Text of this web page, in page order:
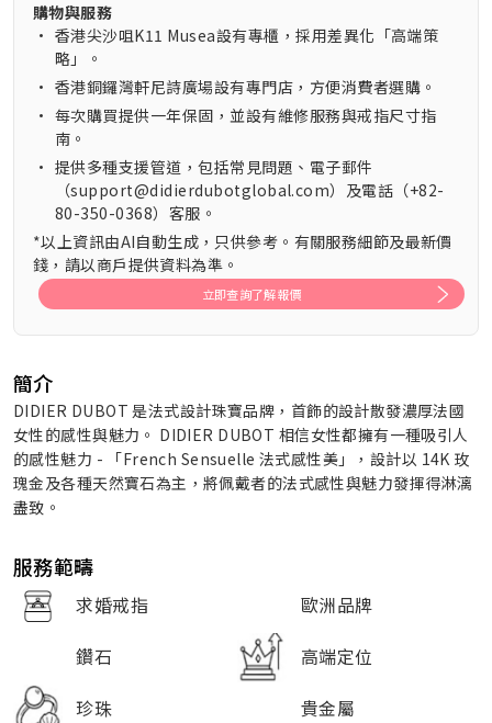
購物與服務
• 香港尖沙咀K11 Musea設有專櫃，採用差異化「高端策
略」。
• 香港銅鑼灣軒尼詩廣場設有專門店，方便消費者選購。
• 每次購買提供一年保固，並設有維修服務與戒指尺寸指
南。
• 提供多種支援管道，包括常見問題、電子郵件
（support@didierdubotglobal.com）及電話（+82-
80-350-0368）客服。
*以上資訊由AI自動生成，只供參考。有關服務細節及最新價
錢，請以商戶提供資料為準。
立即查詢了解報價
簡介
DIDIER DUBOT 是法式設計珠寶品牌，首飾的設計散發濃厚法國
女性的感性與魅力。 DIDIER DUBOT 相信女性都擁有一種吸引人
的感性魅力 - 「French Sensuelle 法式感性美」，設計以 14K 玫
瑰金及各種天然寶石為主，將佩戴者的法式感性與魅力發揮得淋漓
盡致。
服務範疇
求婚戒指
歐洲品牌
鑽石
高端定位
珍珠
貴金屬